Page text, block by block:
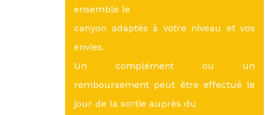
ensemble le
canyon adaptés à votre niveau et vos
envies.
Un complément ou un
remboursement peut être effectué le
jour de la sortie auprès du